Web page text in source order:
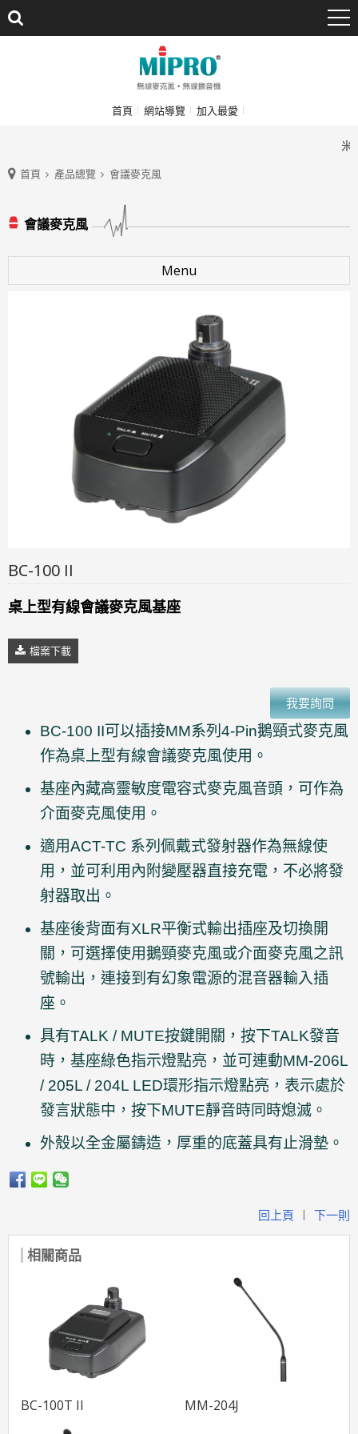
首頁 網站導覽 加入最愛
米
首頁 產品總覽 會議麥克風
會議麥克風
Menu
BC-100 II
​桌上型有線會議麥克風基座
檔案下載
我要詢問
BC-100 II可以插接MM系列4-Pin鵝頸式麥克風
作為桌上型有線會議麥克風使用。
基座內藏高靈敏度電容式麥克風音頭，可作為
介面麥克風使用。
適用ACT-TC 系列佩戴式發射器作為無線使
用，並可利用內附變壓器直接充電，不必將發
射器取出。
基座後背面有XLR平衡式輸出插座及切換開
關，可選擇使用鵝頸麥克風或介面麥克風之訊
號輸出，連接到有幻象電源的混音器輸入插
座。
具有TALK / MUTE按鍵開關，按下TALK發音
時，基座綠色指示燈點亮，並可連動MM-206L
/ 205L / 204L LED環形指示燈點亮，表示處於
發言狀態中，按下MUTE靜音時同時熄滅。
外殼以全金屬鑄造，厚重的底蓋具有止滑墊。
回上頁 | 下一則
相關商品
BC-100T II MM-204J